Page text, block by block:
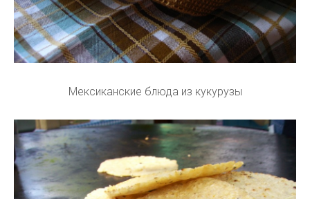
Мексиканские блюда из кукурузы